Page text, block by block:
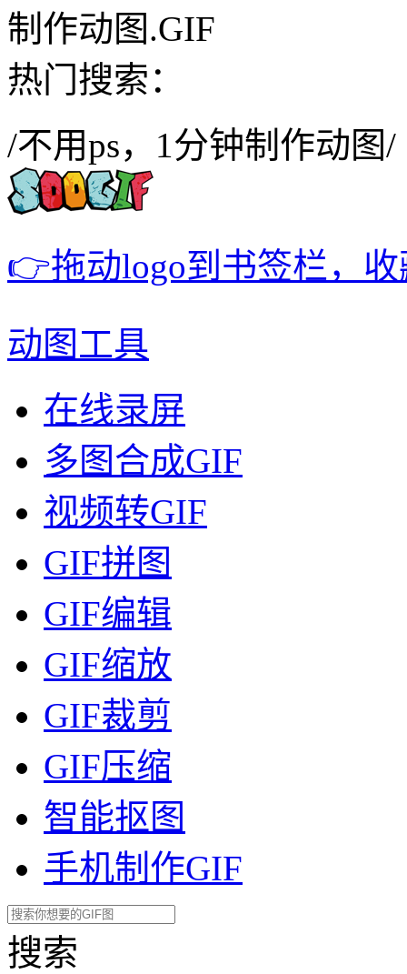
制作动图.GIF
热门搜索：
/不用ps，1分钟制作动图/
👉拖动logo到书签栏，
动图工具
在线录屏
多图合成GIF
视频转GIF
GIF拼图
GIF编辑
GIF缩放
GIF裁剪
GIF压缩
智能抠图
手机制作GIF
搜索